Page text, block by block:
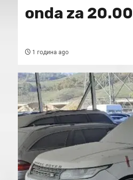
onda za
1 година ago